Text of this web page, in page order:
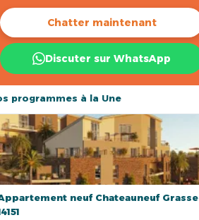
Chatter maintenant
Discuter sur WhatsApp
programmes à la Une
neuf Chateauneuf Grasse